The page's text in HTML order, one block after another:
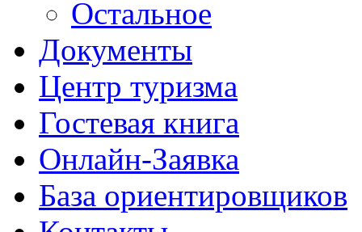
Остальное
Документы
Центр туризма
Гостевая книга
Онлайн-Заявка
База ориентировщиков